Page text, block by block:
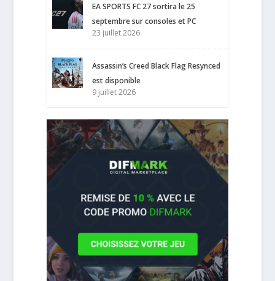
EA SPORTS FC 27 sortira le 25
septembre sur consoles et PC
23 juillet 2026
Assassin’s Creed Black Flag Resynced
est disponible
9 juillet 2026